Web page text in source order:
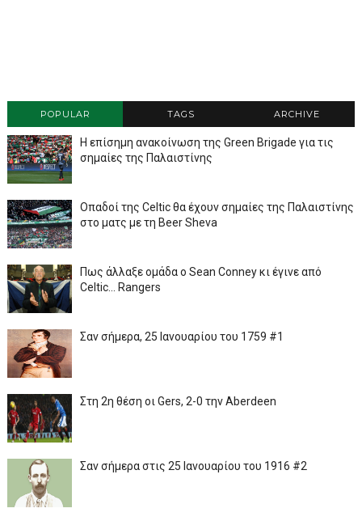
POPULAR TAGS ARCHIVE
Η επίσημη ανακοίνωση της Green Brigade για τις
σημαίες της Παλαιστίνης
Οπαδοί της Celtic θα έχουν σημαίες της Παλαιστίνης
στο ματς με τη Beer Sheva
Πως άλλαξε ομάδα ο Sean Conney κι έγινε από
Celtic... Rangers
Σαν σήμερα, 25 Ιανουαρίου του 1759 #1
Στη 2η θέση οι Gers, 2-0 την Aberdeen
Σαν σήμερα στις 25 Ιανουαρίου του 1916 #2